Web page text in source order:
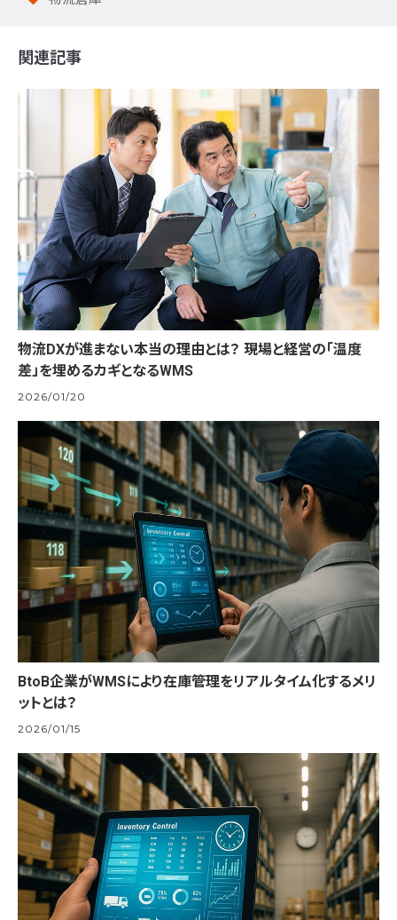
関連記事
物流DXが進まない本当の理由とは？ 現場と経営の「温度
差」を埋めるカギとなるWMS
2026/01/20
BtoB企業がWMSにより在庫管理をリアルタイム化するメリ
ットとは？
2026/01/15